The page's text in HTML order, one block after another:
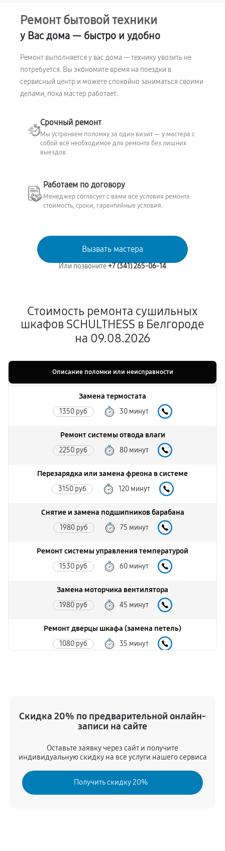
Ремонт бытовой техники
у Вас дома — быстро и удобно
Ремонт выполняется у вас дома — технику увозить не
потребуется. Вы экономите время на поездки в
сервисный центр и можете спокойно заниматься своими
делами, пока мастер работает.
Вызвать мастера
Или позвоните+7 (341) 265-06-14
Срочный ремонт
Мы устраняем поломку за один визит — у мастера с
собой всё необходимое для ремонта без лишних
выездов.
Работаем по договору
Менеджер согласует с вами все условия ремонта:
стоимость, сроки, гарантийные условия.
Стоимость ремонта сушильных
шкафов SCHULTHESS в Белгороде
на 09.08.2026
Описание поломки или неисправности
Замена термостата
1350 руб 30 минут
Ремонт системы отводa влаги
2250 руб 80 минут
Перезарядка или замена фреона в системе
3150 руб 120 минут
Снятие и замена подшипников барабана
1980 руб 75 минут
Ремонт системы управления температурой
1530 руб 60 минут
Замена моторчика вентилятора
1980 руб 45 минут
Ремонт дверцы шкафа (замена петель)
1080 руб 35 минут
1350 руб 50 минут
Заменa дверного уплотнителя
720 руб 15 минут
Замена нагревательного датчика
Скидка 20% по предварительной онлайн-
записи на сайте
Оставьте заявку через сайт и получите
индивидуальную скидку на все услуги нашего сервиса
Получить скидку 20%